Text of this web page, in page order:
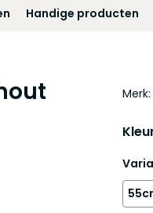
Handige producten
Merk: